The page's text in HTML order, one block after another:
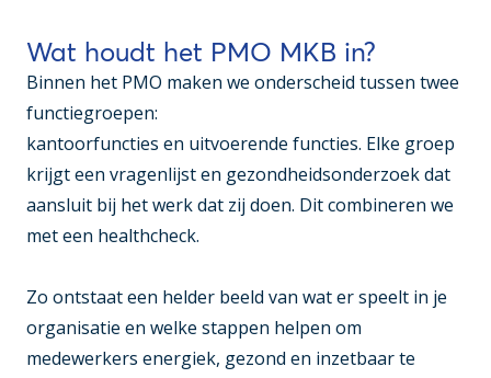
Wat houdt het PMO MKB in?
Binnen het PMO maken we onderscheid tussen twee
functiegroepen:
kantoorfuncties en uitvoerende functies. Elke groep
krijgt een vragenlijst en gezondheidsonderzoek dat
aansluit bij het werk dat zij doen. Dit combineren we
met een healthcheck.
Zo ontstaat een helder beeld van wat er speelt in je
organisatie en welke stappen helpen om
medewerkers energiek, gezond en inzetbaar te